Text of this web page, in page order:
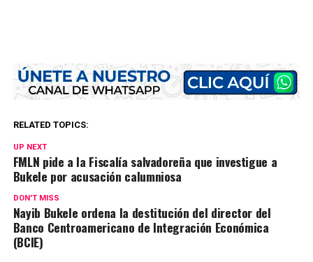
RELATED TOPICS:
UP NEXT
FMLN pide a la Fiscalía salvadoreña que investigue a
Bukele por acusación calumniosa
DON'T MISS
Nayib Bukele ordena la destitución del director del
Banco Centroamericano de Integración Económica
(BCIE)